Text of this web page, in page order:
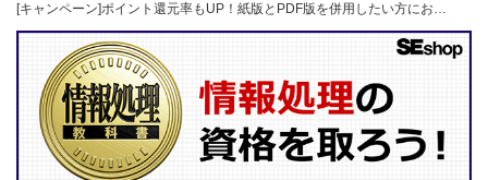
[キャンペーン]ポイント還元率もUP！紙版とPDF版を併用したい方にお…